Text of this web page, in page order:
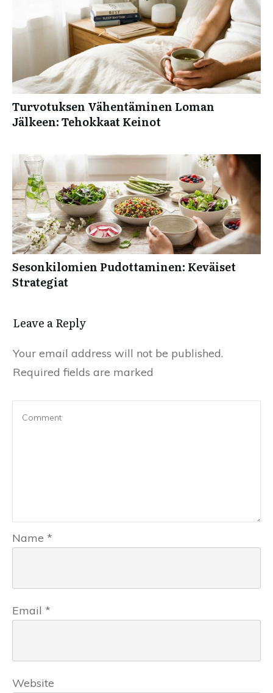
Turvotuksen Vähentäminen Loman
Jälkeen: Tehokkaat Keinot
Sesonkilomien Pudottaminen: Keväiset
Strategiat
Leave a Reply
Your email address will not be published.
Required fields are marked
Name *
Email *
Website